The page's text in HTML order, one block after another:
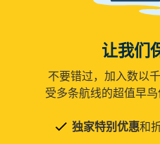
让我们
不要错过，加入数以
受多条航线的超值早鸟
独家特别优惠和